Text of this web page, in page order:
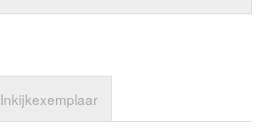
Inkijkexemplaar